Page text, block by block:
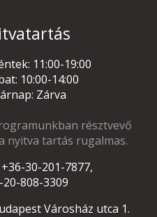
11:00-19:00
10:00-14:00
Zárva
résztvevő
nyitva tartás rugalmas.
30-201-7877,
20-808-3309
Városház utca 1.